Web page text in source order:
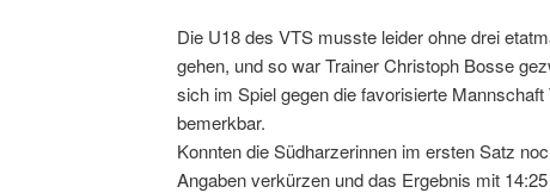
Die U18 des VTS musste leider ohne drei
gehen, und so war Trainer Christoph Bosse
sich im Spiel gegen die favorisierte
bemerkbar.
Konnten die Südharzerinnen im ersten Satz
Angaben verkürzen und das Ergebnis mit